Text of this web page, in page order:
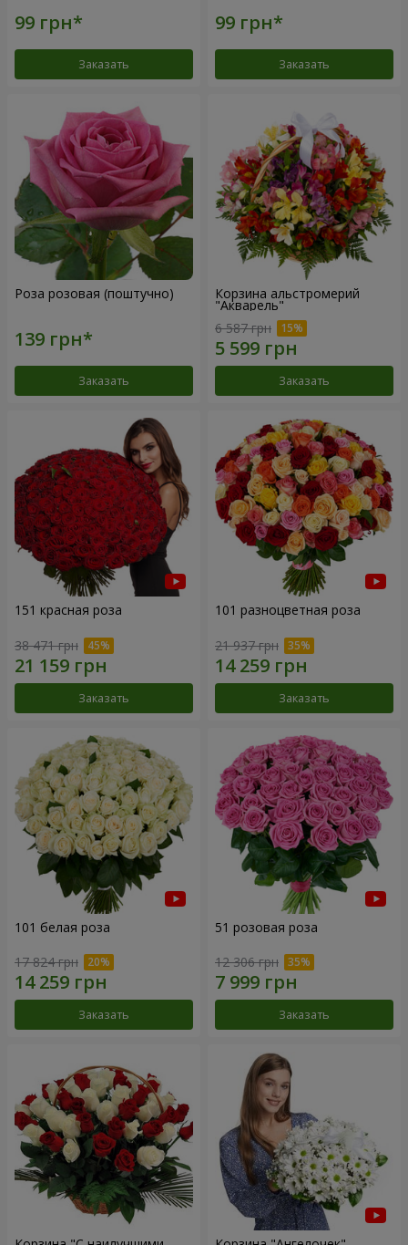
Заказать Заказать
Роза розовая (поштучно)
Заказать
Корзина альстромерий
"Акварель"
6 587 грн
Заказать
151 красная роза
38 471 грн
Заказать
101 разноцветная роза
21 937 грн
Заказать
101 белая роза
17 824 грн
Заказать
51 розовая роза
12 306 грн
Заказать